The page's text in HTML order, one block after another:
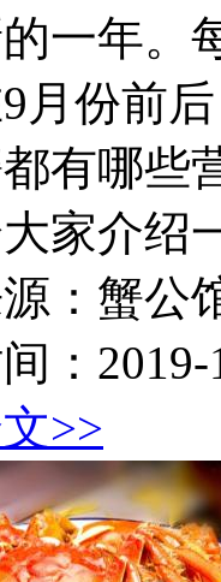
一年。
月份前
有哪些
大家介
：蟹公
：2019-
>>